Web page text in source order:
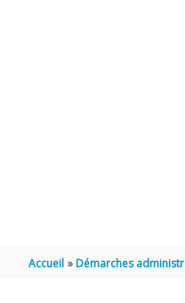
Accueil Démarches